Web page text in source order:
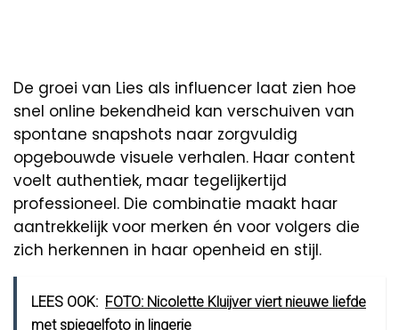
De groei van Lies als influencer laat zien hoe
snel online bekendheid kan verschuiven van
spontane snapshots naar zorgvuldig
opgebouwde visuele verhalen. Haar content
voelt authentiek, maar tegelijkertijd
professioneel. Die combinatie maakt haar
aantrekkelijk voor merken én voor volgers die
zich herkennen in haar openheid en stijl.
LEES OOK: FOTO: Nicolette Kluijver viert nieuwe liefde
met spiegelfoto in lingerie